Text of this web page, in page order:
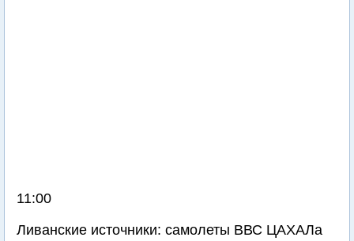
11:00
Ливанские источники: самолеты ВВС ЦАХАЛа